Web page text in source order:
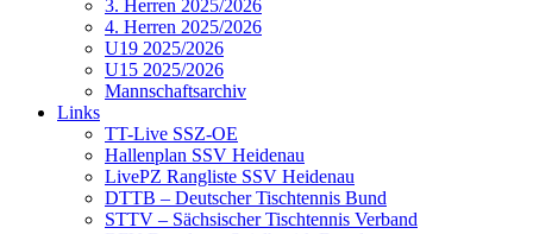
3. Herren 2025/2026
4. Herren 2025/2026
U19 2025/2026
U15 2025/2026
Mannschaftsarchiv
Links
TT-Live SSZ-OE
Hallenplan SSV Heidenau
LivePZ Rangliste SSV Heidenau
DTTB – Deutscher Tischtennis Bund
STTV – Sächsischer Tischtennis Verband